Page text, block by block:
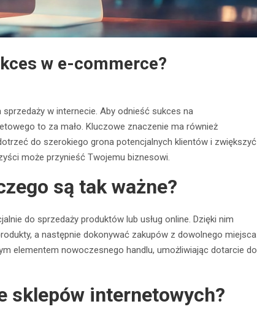
w e-commerce?
w internecie. Aby odnieść sukces na
to za mało. Kluczowe znaczenie ma również
do szerokiego grona potencjalnych klientów i zwiększyć
może przynieść Twojemu biznesowi.
są tak ważne?
do sprzedaży produktów lub usług online. Dzięki nim
a następnie dokonywać zakupów z dowolnego miejsca
elementem nowoczesnego handlu, umożliwiając dotarcie do
sklepów internetowych?